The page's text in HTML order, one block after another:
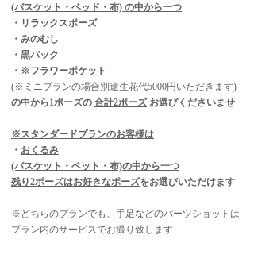
(バスケット・ベッド・布) の中から一つ
・リラックスポーズ
・みのむし
​・黒バック
・※フラワーポケット
​(※ミニプランの場合別途生花代5000円いただきます)
の中から1ポーズの 合計2ポーズお選びくださいませ
※スタンダードプランのお客様は
・ おくるみ
(バスケット・ベット・布)の中から一つ
残り2ポーズはお好きなポーズをお選びいただけます
※どちらのプランでも、手足などのパーツショットは
​プラン内のサービスでお撮り致します